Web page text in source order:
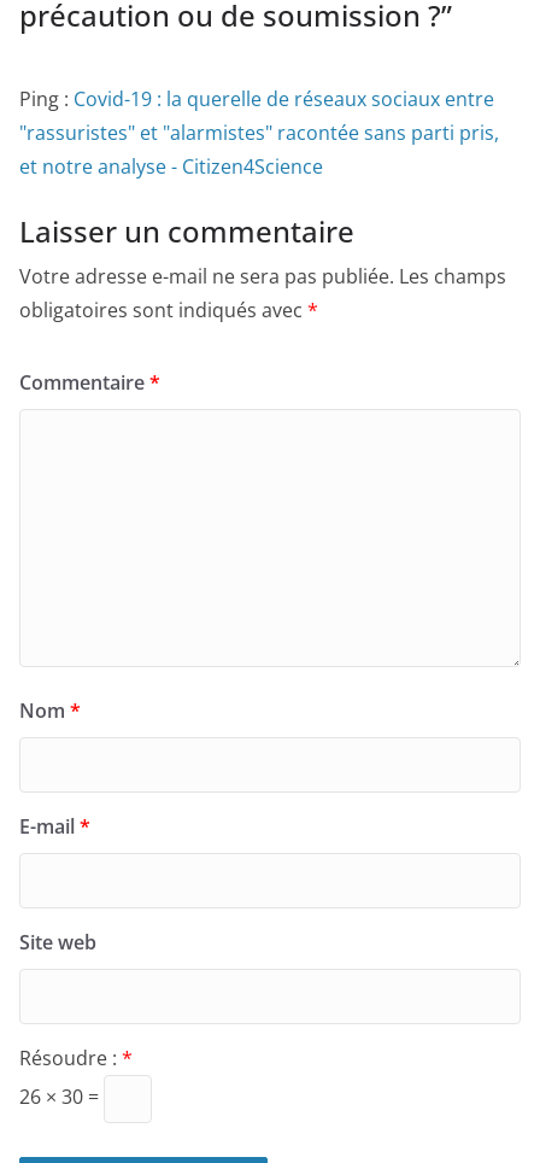
précaution ou de soumission ?”
Ping : Covid-19 : la querelle de réseaux sociaux entre
"rassuristes" et "alarmistes" racontée sans parti pris,
et notre analyse - Citizen4Science
Laisser un commentaire
Votre adresse e-mail ne sera pas publiée. Les champs
obligatoires sont indiqués avec *
Commentaire*
Nom *
E-mail*
Site web
Résoudre : *
26 × 30 =